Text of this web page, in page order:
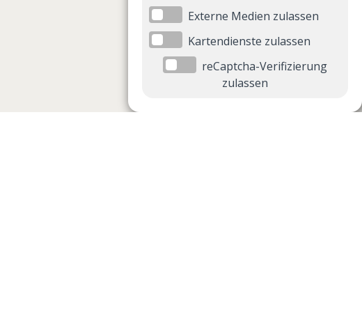
Externe Medien zulassen
Kartendienste zulassen
reCaptcha-Verifizierung
zulassen